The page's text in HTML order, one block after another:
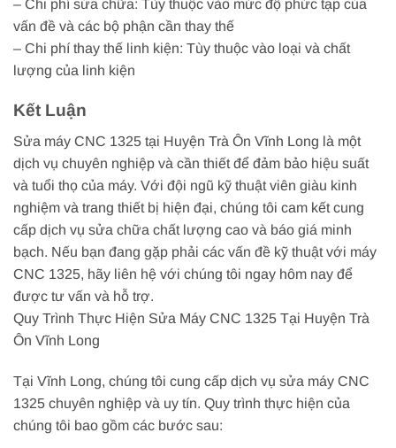
– Chi phí sửa chữa: Tùy thuộc vào mức độ phức tạp của
vấn đề và các bộ phận cần thay thế
– Chi phí thay thế linh kiện: Tùy thuộc vào loại và chất
lượng của linh kiện
Kết Luận
Sửa máy CNC 1325 tại Huyện Trà Ôn Vĩnh Long là một
dịch vụ chuyên nghiệp và cần thiết để đảm bảo hiệu suất
và tuổi thọ của máy. Với đội ngũ kỹ thuật viên giàu kinh
nghiệm và trang thiết bị hiện đại, chúng tôi cam kết cung
cấp dịch vụ sửa chữa chất lượng cao và báo giá minh
bạch. Nếu bạn đang gặp phải các vấn đề kỹ thuật với máy
CNC 1325, hãy liên hệ với chúng tôi ngay hôm nay để
được tư vấn và hỗ trợ.
Quy Trình Thực Hiện Sửa Máy CNC 1325 Tại Huyện Trà
Ôn Vĩnh Long
Tại Vĩnh Long, chúng tôi cung cấp dịch vụ sửa máy CNC
1325 chuyên nghiệp và uy tín. Quy trình thực hiện của
chúng tôi bao gồm các bước sau: